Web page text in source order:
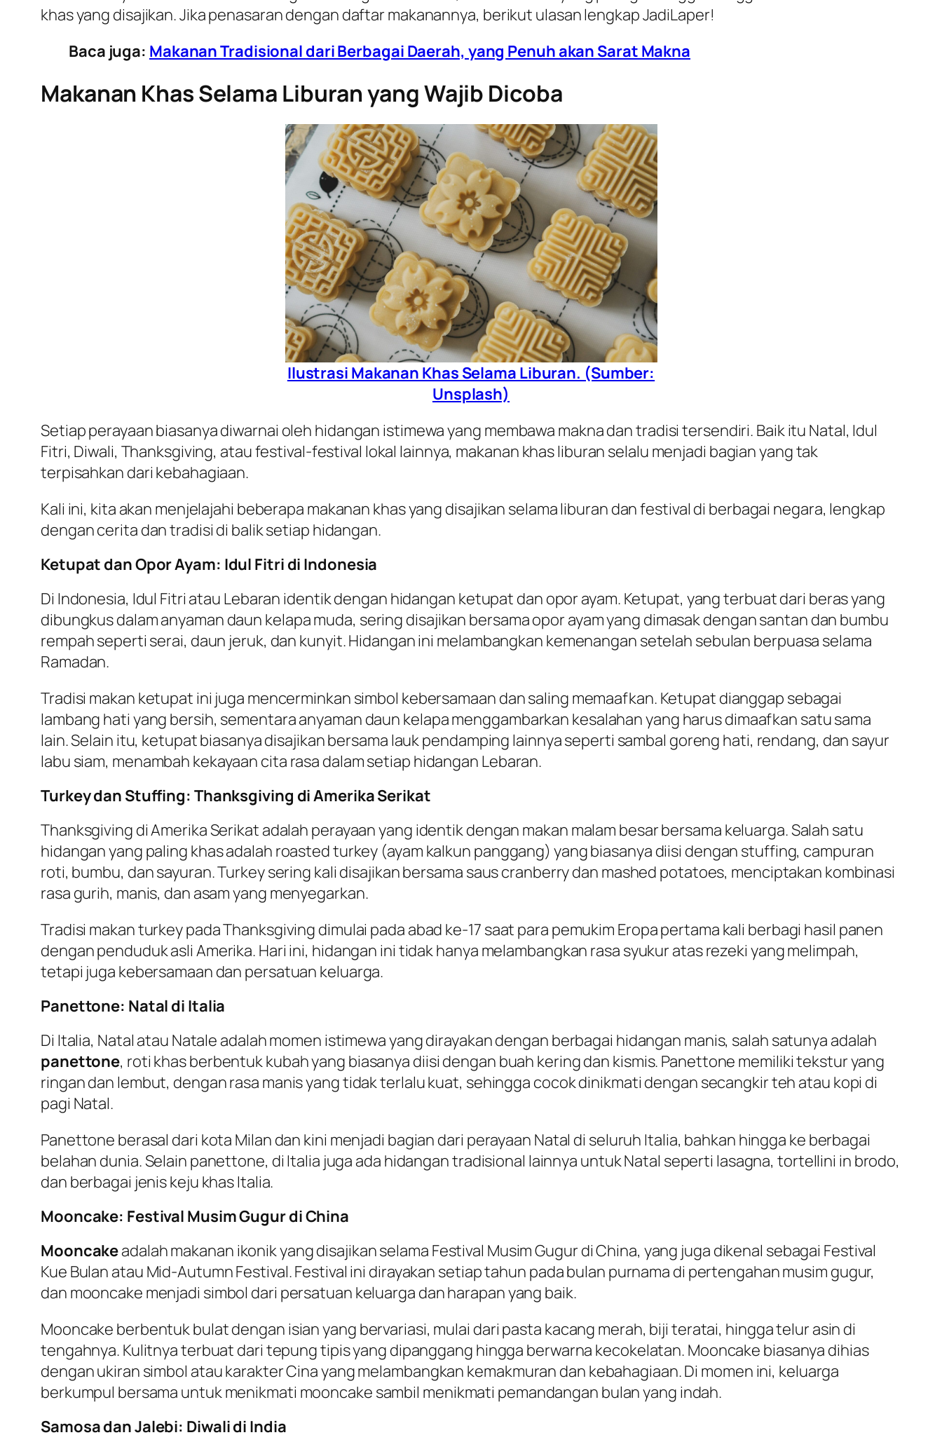
khas yang disajikan. Jika penasaran dengan daftar makanannya, berikut ulasan lengkap JadiLaper!
Baca juga: Makanan Tradisional dari Berbagai Daerah, yang Penuh akan Sarat Makna
Makanan Khas Selama Liburan yang Wajib Dicoba
Ilustrasi Makanan Khas Selama Liburan. (Sumber:
Unsplash)
Setiap perayaan biasanya diwarnai oleh hidangan istimewa yang membawa makna dan tradisi tersendiri. Baik itu Natal, Idul
Fitri, Diwali, Thanksgiving, atau festival-festival lokal lainnya, makanan khas liburan selalu menjadi bagian yang tak
terpisahkan dari kebahagiaan.
Kali ini, kita akan menjelajahi beberapa makanan khas yang disajikan selama liburan dan festival di berbagai negara, lengkap
dengan cerita dan tradisi di balik setiap hidangan.
Ketupat dan Opor Ayam: Idul Fitri di Indonesia
Di Indonesia, Idul Fitri atau Lebaran identik dengan hidangan ketupat dan opor ayam. Ketupat, yang terbuat dari beras yang
dibungkus dalam anyaman daun kelapa muda, sering disajikan bersama opor ayam yang dimasak dengan santan dan bumbu
rempah seperti serai, daun jeruk, dan kunyit. Hidangan ini melambangkan kemenangan setelah sebulan berpuasa selama
Ramadan.
Tradisi makan ketupat ini juga mencerminkan simbol kebersamaan dan saling memaafkan. Ketupat dianggap sebagai
lambang hati yang bersih, sementara anyaman daun kelapa menggambarkan kesalahan yang harus dimaafkan satu sama
lain. Selain itu, ketupat biasanya disajikan bersama lauk pendamping lainnya seperti sambal goreng hati, rendang, dan sayur
labu siam, menambah kekayaan cita rasa dalam setiap hidangan Lebaran.
Turkey dan Stuffing: Thanksgiving di Amerika Serikat
Thanksgiving di Amerika Serikat adalah perayaan yang identik dengan makan malam besar bersama keluarga. Salah satu
hidangan yang paling khas adalah roasted turkey (ayam kalkun panggang) yang biasanya diisi dengan stuffing, campuran
roti, bumbu, dan sayuran. Turkey sering kali disajikan bersama saus cranberry dan mashed potatoes, menciptakan kombinasi
rasa gurih, manis, dan asam yang menyegarkan.
Tradisi makan turkey pada Thanksgiving dimulai pada abad ke-17 saat para pemukim Eropa pertama kali berbagi hasil panen
dengan penduduk asli Amerika. Hari ini, hidangan ini tidak hanya melambangkan rasa syukur atas rezeki yang melimpah,
tetapi juga kebersamaan dan persatuan keluarga.
Panettone: Natal di Italia
Di Italia, Natal atau Natale adalah momen istimewa yang dirayakan dengan berbagai hidangan manis, salah satunya adalah
panettone, roti khas berbentuk kubah yang biasanya diisi dengan buah kering dan kismis. Panettone memiliki tekstur yang
ringan dan lembut, dengan rasa manis yang tidak terlalu kuat, sehingga cocok dinikmati dengan secangkir teh atau kopi di
pagi Natal.
Panettone berasal dari kota Milan dan kini menjadi bagian dari perayaan Natal di seluruh Italia, bahkan hingga ke berbagai
belahan dunia. Selain panettone, di Italia juga ada hidangan tradisional lainnya untuk Natal seperti lasagna, tortellini in brodo,
dan berbagai jenis keju khas Italia.
Mooncake: Festival Musim Gugur di China
Mooncakeadalah makanan ikonik yang disajikan selama Festival Musim Gugur di China, yang juga dikenal sebagai Festival
Kue Bulan atau Mid-Autumn Festival. Festival ini dirayakan setiap tahun pada bulan purnama di pertengahan musim gugur,
dan mooncake menjadi simbol dari persatuan keluarga dan harapan yang baik.
Mooncake berbentuk bulat dengan isian yang bervariasi, mulai dari pasta kacang merah, biji teratai, hingga telur asin di
tengahnya. Kulitnya terbuat dari tepung tipis yang dipanggang hingga berwarna kecokelatan. Mooncake biasanya dihias
dengan ukiran simbol atau karakter Cina yang melambangkan kemakmuran dan kebahagiaan. Di momen ini, keluarga
berkumpul bersama untuk menikmati mooncake sambil menikmati pemandangan bulan yang indah.
Samosa dan Jalebi: Diwali di India